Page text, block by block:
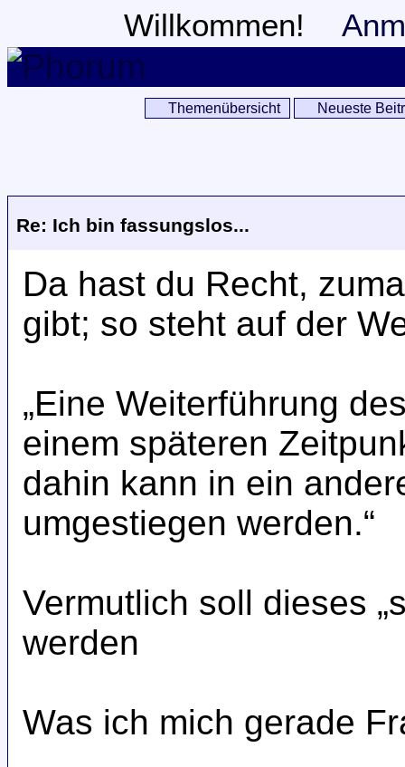
Willkommen!
Themenübersicht Neueste
Re: Ich bin fassungslos...
Da hast du Recht,
gibt; so steht auf der
„Eine Weiterführung
einem späteren
dahin kann in ein
umgestiegen werden.“
Vermutlich soll dieses
werden
Was ich mich gerade